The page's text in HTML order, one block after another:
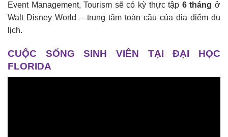
Event Management, Tourism sẽ có kỳ thực tập 6 tháng ở
Walt Disney World – trung tâm toàn cầu của địa điểm du
lịch.
CUỘC SỐNG SINH VIÊN TẠI ĐẠI HỌC
FLORIDA